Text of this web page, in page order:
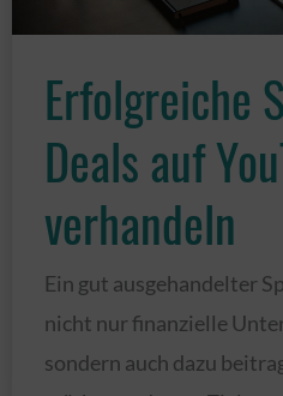
Erfolgreiche
Deals auf
verhandeln
Ein gut ausgehandelter
nicht nur finanzielle
sondern auch dazu